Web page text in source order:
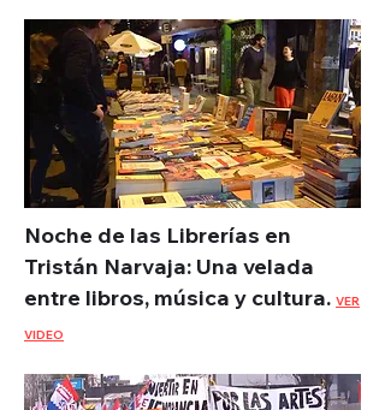
Noche de las Librerías en
Tristán Narvaja: Una velada
entre libros, música y cultura. VER
VIDEO